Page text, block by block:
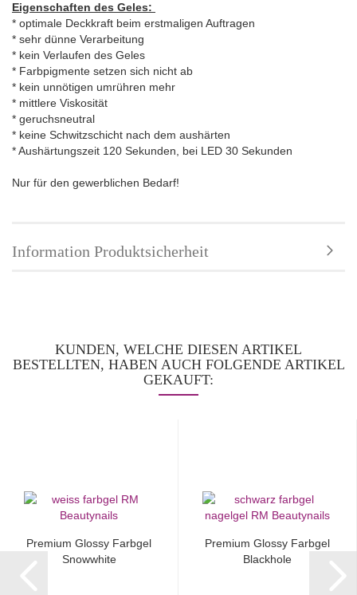
Eigenschaften des Geles:
* optimale Deckkraft beim erstmaligen Auftragen
* sehr dünne Verarbeitung
* kein Verlaufen des Geles
* Farbpigmente setzen sich nicht ab
* kein unnötigen umrühren mehr
* mittlere Viskosität
* geruchsneutral
* keine Schwitzschicht nach dem aushärten
* Aushärtungszeit 120 Sekunden, bei LED 30 Sekunden
Nur für den gewerblichen Bedarf!
Information Produktsicherheit
KUNDEN, WELCHE DIESEN ARTIKEL
BESTELLTEN, HABEN AUCH FOLGENDE ARTIKEL
GEKAUFT:
Premium Glossy Farbgel
Snowwhite
Premium Glossy Farbgel
Blackhole